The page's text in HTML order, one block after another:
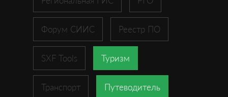
Форум СИИС Реестр ПО
SXF Tools Туризм
Транспорт Путеводитель